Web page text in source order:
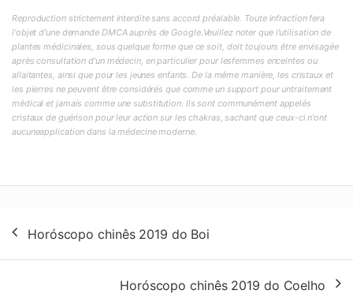
Reproduction strictement interdite sans accord préalable. Toute infraction fera
l'objet d'une demande DMCA auprès de Google.Veuillez noter que l'utilisation de
plantes médicinales, sous quelque forme que ce soit, doit toujours être envisagée
après consultation d'un médecin, en particulier pour lesfemmes enceintes ou
allaitantes, ainsi que pour les jeunes enfants. De la même manière, les cristaux et
les pierres ne peuvent être considérés que comme un support pour untraitement
médical et jamais comme une substitution. Ils sont communément appelés
cristaux de guérison pour leur action sur les chakras, sachant que ceux-ci n'ont
aucuneapplication dans la médecine moderne.
de
artigos
Horóscopo chinês 2019 do Boi
Horóscopo chinês 2019 do Coelho